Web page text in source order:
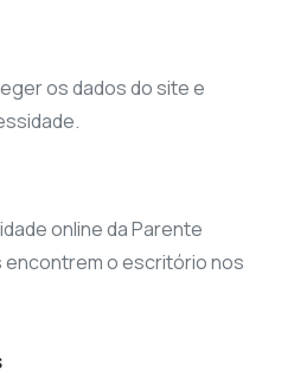
os dados do site e
online da Parente
encontrem o escritório nos